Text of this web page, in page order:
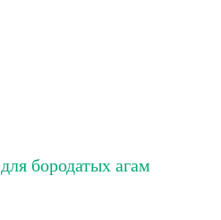
для бородатых агам